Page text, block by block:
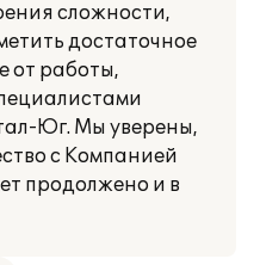
сложности,
достаточное
от работы,
Юг. Мы уверены,
с Компанией
продолжено и в